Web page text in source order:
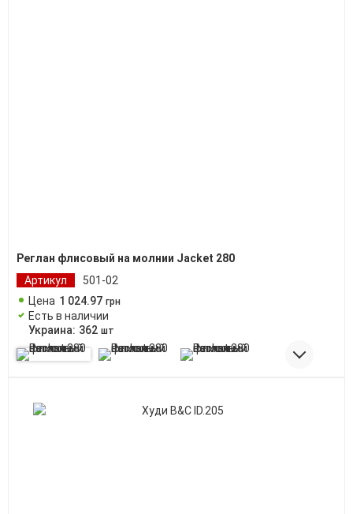
Реглан флисовый на молнии Jacket 280
Артикул
501-02
Цена 1 024.97 грн
Есть в наличии
Украина: 362 шт